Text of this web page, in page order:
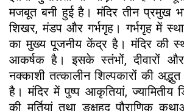
मजबूत बनी हुई है। मंदिर तीन प्रमुख
शिखर, मंडप और गर्भगृह। गर्भगृह में
का मुख्य पूजनीय केंद्र है। मंदिर की
आकर्षक है। इसके स्तंभों, दीवारों
नक्काशी तत्कालीन शिल्पकारों की अद्भुत
है। मंदिर में पुष्प आकृतियां, ज्यामितीय
की मूर्तियां तथा ङ्क्षहदू पौराणिक